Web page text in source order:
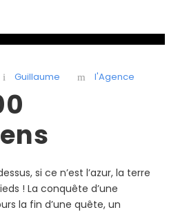
Guillaume l'Agence
si ce n’est l’azur, la terre
! La conquête d’une
la fin d’une quête, un